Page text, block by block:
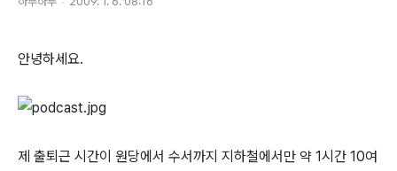
안녕하세요.
제 출퇴근 시간이 원당에서 수서까지 지하철에서만 약 1시간 10여